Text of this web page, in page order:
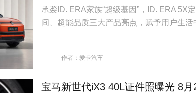
承袭ID. ERA家族“超级基因”，ID. ERA 5X
间、超能品质三大产品亮点，赋予用户生活
作者：爱卡汽车
宝马新世代iX3 40L证件照曝光 8月